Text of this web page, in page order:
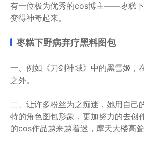
有一位极为优秀的cos博主——枣糕
变得神奇起来。
枣糕下野病弃疗黑料图包
一、例如《刀剑神域》中的黑雪姬，
之外。
二、让许多粉丝为之痴迷，她用自己
特的角色图包形象，更加努力的去创
的cos作品越来越着迷，摩天大楼高耸